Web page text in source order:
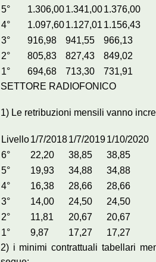
5°
1.306,001.341,001.376,00
4°
1.097,601.127,01 1.156,43
3°
916,98 941,55
966,13
2°
805,83 827,43
849,02
1°
694,68 713,30
731,91
SETTORE RADIOFONICO
1) Le retribuzioni mensili vanno
Livello1/7/20181/7/20191/10/2020
6°
22,20 38,85
38,85
5°
19,93 34,88
34,88
4°
16,38 28,66
28,66
3°
14,00 24,50
24,50
2°
11,81 20,67
20,67
1°
9,87 17,27
17,27
2) i minimi contrattuali tabellari